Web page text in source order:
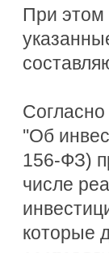
При этом
''Об
156-ФЗ)
числе
которые